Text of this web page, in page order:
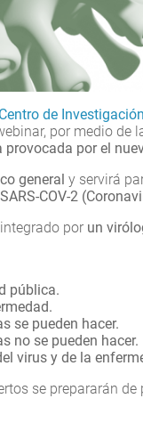
Centro de
por medio de
por el
general y servirá
COV-2
por un
pública.
se pueden hacer.
no se pueden hacer.
virus y de la
se prepararán